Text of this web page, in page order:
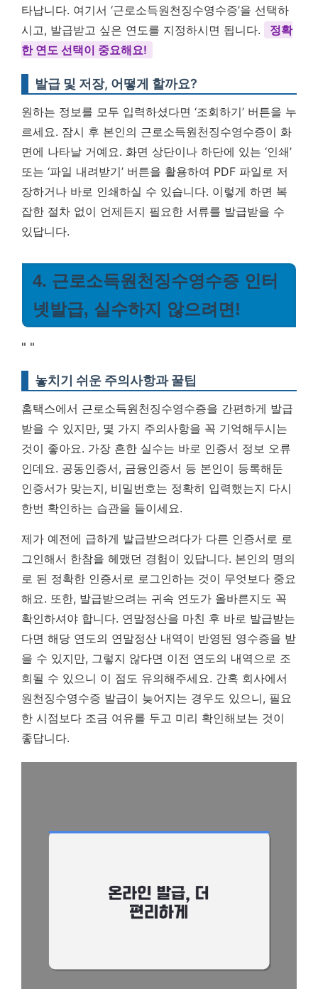
타납니다. 여기서 ‘근로소득원천징수영수증’을 선택하
시고, 발급받고 싶은 연도를 지정하시면 됩니다.
정확
한 연도 선택이 중요해요!
발급 및 저장, 어떻게 할까요?
원하는 정보를 모두 입력하셨다면 ‘조회하기’ 버튼을 누
르세요. 잠시 후 본인의 근로소득원천징수영수증이 화
면에 나타날 거예요. 화면 상단이나 하단에 있는 ‘인쇄’
또는 ‘파일 내려받기’ 버튼을 활용하여 PDF 파일로 저
장하거나 바로 인쇄하실 수 있습니다. 이렇게 하면 복
잡한 절차 없이 언제든지 필요한 서류를 발급받을 수
있답니다.
4. 근로소득원천징수영수증 인터
넷발급, 실수하지 않으려면!
" "
놓치기 쉬운 주의사항과 꿀팁
홈택스에서 근로소득원천징수영수증을 간편하게 발급
받을 수 있지만, 몇 가지 주의사항을 꼭 기억해두시는
것이 좋아요. 가장 흔한 실수는 바로 인증서 정보 오류
인데요. 공동인증서, 금융인증서 등 본인이 등록해둔
인증서가 맞는지, 비밀번호는 정확히 입력했는지 다시
한번 확인하는 습관을 들이세요.
제가 예전에 급하게 발급받으려다가 다른 인증서로 로
그인해서 한참을 헤맸던 경험이 있답니다. 본인의 명의
로 된 정확한 인증서로 로그인하는 것이 무엇보다 중요
해요. 또한, 발급받으려는 귀속 연도가 올바른지도 꼭
확인하셔야 합니다. 연말정산을 마친 후 바로 발급받는
다면 해당 연도의 연말정산 내역이 반영된 영수증을 받
을 수 있지만, 그렇지 않다면 이전 연도의 내역으로 조
회될 수 있으니 이 점도 유의해주세요. 간혹 회사에서
원천징수영수증 발급이 늦어지는 경우도 있으니, 필요
한 시점보다 조금 여유를 두고 미리 확인해보는 것이
좋답니다.